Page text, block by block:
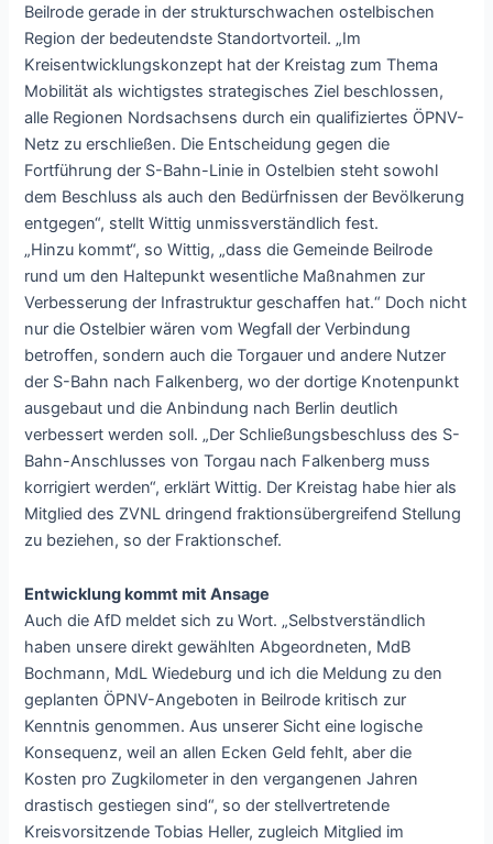
Beilrode gerade in der strukturschwachen ostelbischen
Region der bedeutendste Standortvorteil. „Im
Kreisentwicklungskonzept hat der Kreistag zum Thema
Mobilität als wichtigstes strategisches Ziel beschlossen,
alle Regionen Nordsachsens durch ein qualifiziertes ÖPNV-
Netz zu erschließen. Die Entscheidung gegen die
Fortführung der S-Bahn-Linie in Ostelbien steht sowohl
dem Beschluss als auch den Bedürfnissen der Bevölkerung
entgegen“, stellt Wittig unmissverständlich fest.
„Hinzu kommt“, so Wittig, „dass die Gemeinde Beilrode
rund um den Haltepunkt wesentliche Maßnahmen zur
Verbesserung der Infrastruktur geschaffen hat.“ Doch nicht
nur die Ostelbier wären vom Wegfall der Verbindung
betroffen, sondern auch die Torgauer und andere Nutzer
der S-Bahn nach Falkenberg, wo der dortige Knotenpunkt
ausgebaut und die Anbindung nach Berlin deutlich
verbessert werden soll. „Der Schließungsbeschluss des S-
Bahn-Anschlusses von Torgau nach Falkenberg muss
korrigiert werden“, erklärt Wittig. Der Kreistag habe hier als
Mitglied des ZVNL dringend fraktionsübergreifend Stellung
zu beziehen, so der Fraktionschef.
Entwicklung kommt mit Ansage
Auch die AfD meldet sich zu Wort. „Selbstverständlich
haben unsere direkt gewählten Abgeordneten, MdB
Bochmann, MdL Wiedeburg und ich die Meldung zu den
geplanten ÖPNV-Angeboten in Beilrode kritisch zur
Kenntnis genommen. Aus unserer Sicht eine logische
Konsequenz, weil an allen Ecken Geld fehlt, aber die
Kosten pro Zugkilometer in den vergangenen Jahren
drastisch gestiegen sind“, so der stellvertretende
Kreisvorsitzende Tobias Heller, zugleich Mitglied im